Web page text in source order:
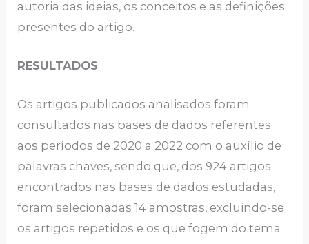
autoria das ideias, os conceitos e as definições
presentes do artigo.
RESULTADOS
Os artigos publicados analisados foram
consultados nas bases de dados referentes
aos períodos de 2020 a 2022 com o auxílio de
palavras chaves, sendo que, dos 924 artigos
encontrados nas bases de dados estudadas,
foram selecionadas 14 amostras, excluindo-se
os artigos repetidos e os que fogem do tema